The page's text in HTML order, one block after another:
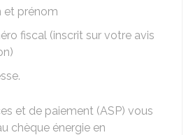
et prénom
fiscal (inscrit sur votre avis
et de paiement (ASP) vous
chèque énergie en